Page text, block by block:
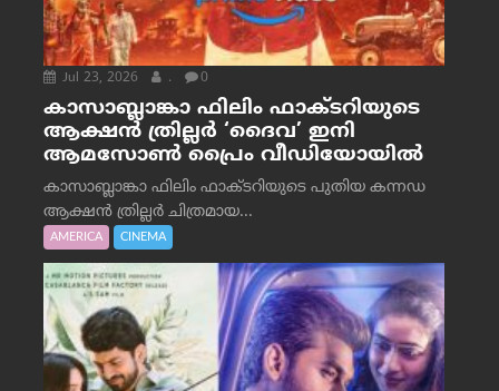
Jul 23, 2026 . 0
കാസാബ്ലാങ്കാ ഫിലിം ഫാക്ടറിയുടെ
ആക്ഷൻ ത്രില്ലർ ‘ദൈവ’ ഇനി
ആമസോൺ പ്രൈം വീഡിയോയിൽ
കാസാബ്ലാങ്കാ ഫിലിം ഫാക്ടറിയുടെ പുതിയ കന്നഡ
ആക്ഷൻ ത്രില്ലർ ചിത്രമായ...
AMERICA CINEMA